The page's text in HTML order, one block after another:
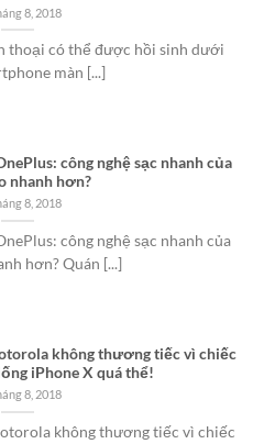
8, 2018
thoại có thể được hồi sinh dưới
màn [...]
công nghệ sạc nhanh của
nhanh hơn?
8, 2018
công nghệ sạc nhanh của
hơn? Quán [...]
không thương tiếc vì chiếc
iPhone X quá thể!
8, 2018
không thương tiếc vì chiếc